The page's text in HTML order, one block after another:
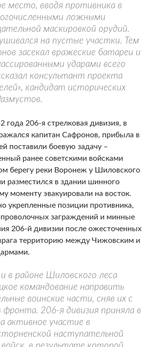
место, вводя противника в
ложными
маскировкой орудий.
на пустые участки. Тем
засекал вражеские батареи и
ударами всего
консультант проекта
кандидат исторических
года 206-я стрелковая дивизия, в
капитан Сафронов, прибыла в
поставили боевую задачу –
ранее советскими войсками
берегу реки Воронеж у Шиловского
разместился в здании шинного
моменту эвакуировали на восток.
укрепленные позиции противника,
заграждений и минные
206-й дивизии после ожесточенных
территорию между Чижовским и
в районе Шиловского леса
командование направить
воинские части, сняв их с
фронта. 206-я дивизия приняла в
активное участие в
наступательной